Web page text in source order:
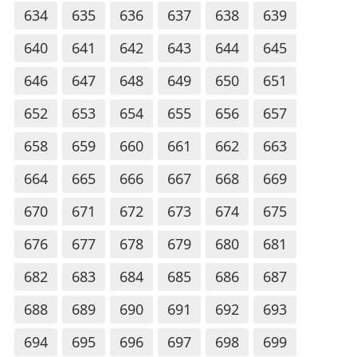
634
635 636 637 638
639
640
641 642 643 644
645
646
647 648 649 650
651
652
653 654 655 656
657
658
659 660 661 662
663
664
665 666 667 668
669
670
671 672 673 674
675
676
677 678 679 680
681
682
683 684 685 686
687
688
689 690 691 692
693
694
695 696 697 698
699